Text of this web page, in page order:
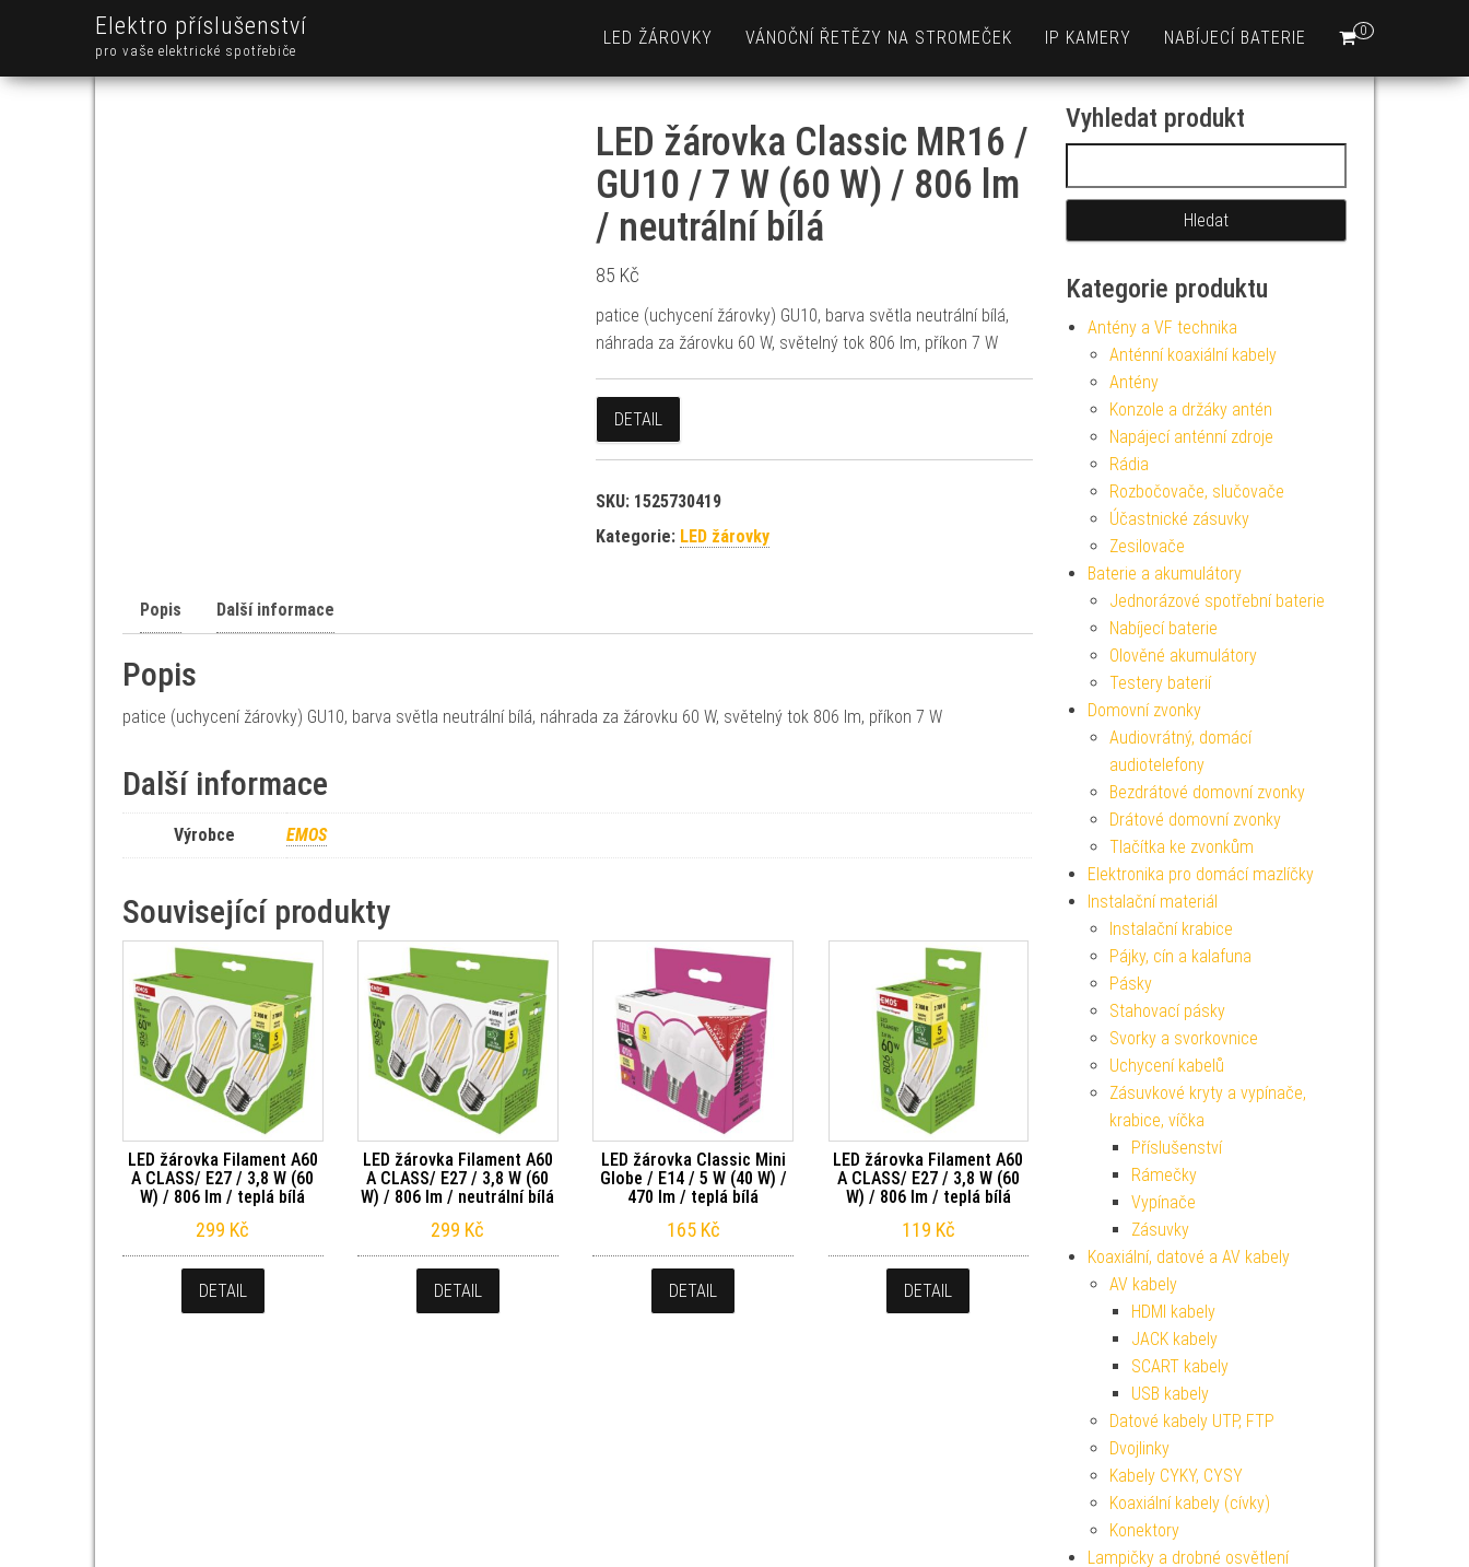
Elektro příslušenství
pro vaše elektrické spotřebiče
0
LED ŽÁROVKY VÁNOČNÍ ŘETĚZY NA STROMEČEK IP KAMERY NABÍJECÍ BATERIE
LED žárovka Classic MR16 /
GU10 / 7 W (60 W) / 806 lm
/ neutrální bílá
85 Kč
patice (uchycení žárovky) GU10, barva světla neutrální bílá,
náhrada za žárovku 60 W, světelný tok 806 lm, příkon 7 W
DETAIL
SKU: 1525730419
Kategorie: LED žárovky
Popis Další informace
Popis
patice (uchycení žárovky) GU10, barva světla neutrální bílá, náhrada za žárovku 60 W, světelný tok 806 lm, příkon 7 W
Další informace
Výrobce EMOS
Související produkty
LED žárovka Filament A60
A CLASS/ E27 / 3,8 W (60
W) / 806 lm / teplá bílá
299 Kč
DETAIL
LED žárovka Filament A60
A CLASS/ E27 / 3,8 W (60
W) / 806 lm / neutrální bílá
299 Kč
DETAIL
LED žárovka Classic Mini
Globe / E14 / 5 W (40 W) /
470 lm / teplá bílá
165 Kč
DETAIL
LED žárovka Filament A60
A CLASS/ E27 / 3,8 W (60
W) / 806 lm / teplá bílá
119 Kč
DETAIL
Vyhledat produkt
Kategorie produktu
Antény a VF technika
Anténní koaxiální kabely
Antény
Konzole a držáky antén
Napájecí anténní zdroje
Rádia
Rozbočovače, slučovače
Účastnické zásuvky
Zesilovače
Baterie a akumulátory
Jednorázové spotřební baterie
Nabíjecí baterie
Olověné akumulátory
Testery baterií
Domovní zvonky
Audiovrátný, domácí
audiotelefony
Bezdrátové domovní zvonky
Drátové domovní zvonky
Tlačítka ke zvonkům
Elektronika pro domácí mazlíčky
Instalační materiál
Instalační krabice
Pájky, cín a kalafuna
Pásky
Stahovací pásky
Svorky a svorkovnice
Uchycení kabelů
Zásuvkové kryty a vypínače,
krabice, víčka
Příslušenství
Rámečky
Vypínače
Zásuvky
Koaxiální, datové a AV kabely
AV kabely
HDMI kabely
JACK kabely
SCART kabely
USB kabely
Datové kabely UTP, FTP
Dvojlinky
Kabely CYKY, CYSY
Koaxiální kabely (cívky)
Konektory
Lampičky a drobné osvětlení